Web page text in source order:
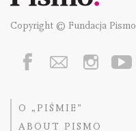
Copyright © Fundacja Pismo
O „PIŚMIE”
ABOUT PISMO